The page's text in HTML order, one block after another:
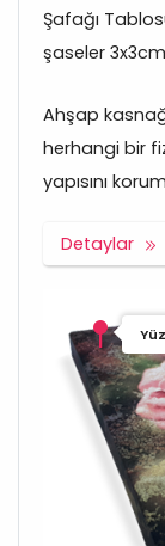
Şafağı
şaseler
Ahşap
herhangi bir
yapısını
Detaylar